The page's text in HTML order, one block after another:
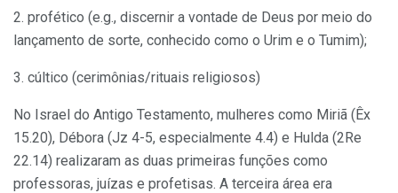
2. profético (e.g., discernir a vontade de Deus por meio do
lançamento de sorte, conhecido como o Urim e o Tumim);
3. cúltico (cerimônias/rituais religiosos)
No Israel do Antigo Testamento, mulheres como Miriã (Êx
15.20), Débora (Jz 4-5, especialmente 4.4) e Hulda (2Re
22.14) realizaram as duas primeiras funções como
professoras, juízas e profetisas. A terceira área era